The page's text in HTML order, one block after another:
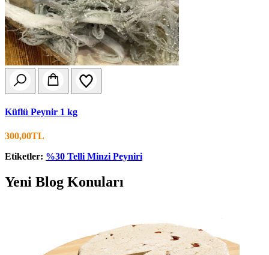
Küflü Peynir 1 kg
300,00TL
Etiketler: %30 Telli Minzi Peyniri
Yeni Blog Konuları